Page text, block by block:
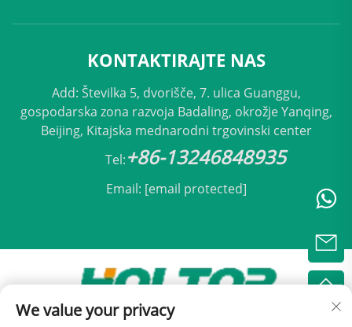
KONTAKTIRAJTE NAS
Add: Številka 5, dvorišče, 7. ulica Guanggu,
gospodarska zona razvoja Badaling, okrožje Yanqing,
Beijing, Kitajska mednarodni trgovinski center
Tel:+86-13246848935
Email: [email protected]
We value your privacy